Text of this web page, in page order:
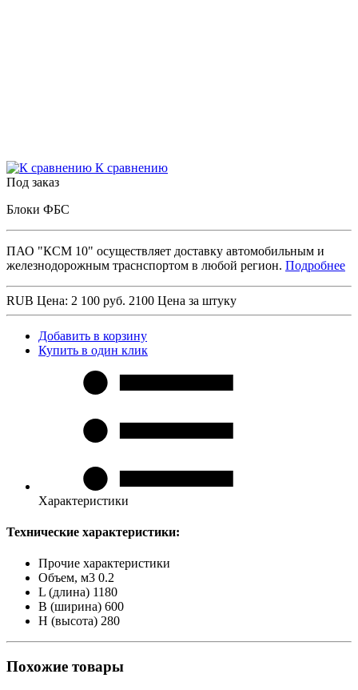
К сравнению
Под заказ
Блоки ФБС
ПАО "КСМ 10" осуществляет доставку автомобильным и
железнодорожным траснспортом в любой регион. Подробнее
RUB Цена: 2 100 руб. 2100 Цена за штуку
Добавить в корзину
Купить в один клик
Характеристики
Технические характеристики:
Прочие характеристики
Объем, м3 0.2
L (длина) 1180
B (ширина) 600
H (высота) 280
Похожие товары